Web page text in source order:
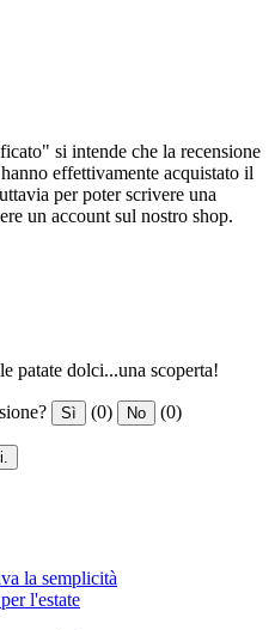
si intende che la recensione
effettivamente acquistato il
per poter scrivere una
un account sul nostro shop.
patate dolci...una scoperta!
Sì (0) No (0)
la semplicità
l'estate